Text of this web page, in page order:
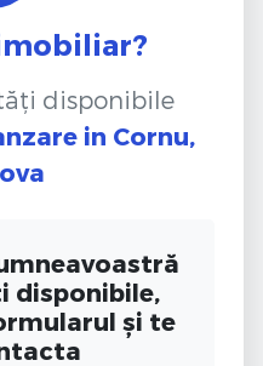
disponibile
in Cornu,
disponibile,
și te